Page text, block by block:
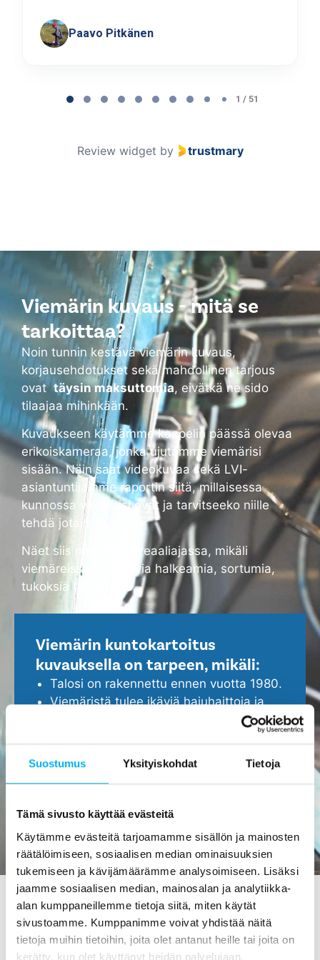
Suostumus Yksityiskohdat Tietoja
Tämä sivusto käyttää evästeitä
Käytämme evästeitä tarjoamamme sisällön ja mainosten
räätälöimiseen, sosiaalisen median ominaisuuksien
tukemiseen ja kävijämäärämme analysoimiseen. Lisäksi
jaamme sosiaalisen median, mainosalan ja analytiikka-
alan kumppaneillemme tietoja siitä, miten käytät
sivustoamme. Kumppanimme voivat yhdistää näitä
tietoja muihin tietoihin, joita olet antanut heille tai joita on
kerätty, kun olet käyttänyt heidän palvelujaan.
Paavo Pitkänen
1 / 51
Review widget by trustmary
Viemärin kuvaus - mitä se
tarkoittaa?
Noin tunnin kestävä viemärin kuvaus,
korjausehdotukset sekä mahdollinen tarjous
ovat täysin maksuttomia, eivätkä ne sido
tilaajaa mihinkään.
Kuvaukseen käytämme kaapelin päässä olevaa
erikoiskameraa, jonka ujutamme viemärisi
sisään. Näin saat videokuvaa sekä LVI-
asiantuntijamme raportin siitä, millaisessa
kunnossa viemärisi ovat ja tarvitseeko niille
tehdä jotain.
Näet siis monitorilta reaaliajassa, mikäli
viemäreissä on alkavia halkeamia, sortumia,
tukoksia tai vuotoja.
Viemärin kuntokartoitus
kuvauksella on tarpeen, mikäli:
Talosi on rakennettu ennen vuotta 1980.
Viemäristä tulee ikäviä hajuhaittoja ja
Haluat ennakoida ja turvata kotisi
ilmenemistä.
Viemärin kuvaus Seinäjoella -